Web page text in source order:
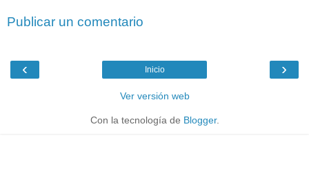
Publicar un comentario
‹ ›
Inicio
Ver versión web
Con la tecnología de Blogger.